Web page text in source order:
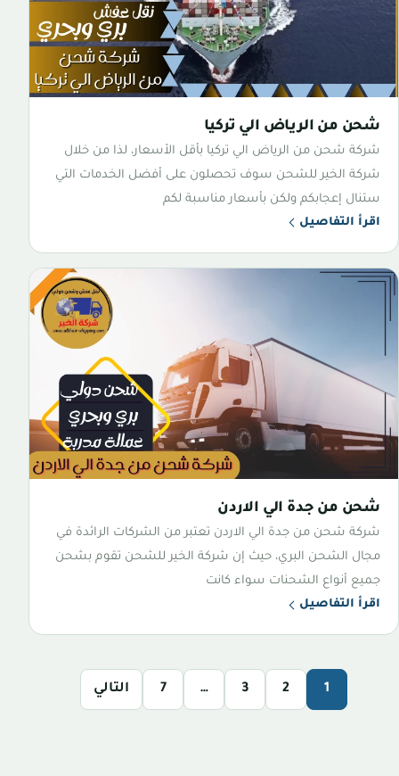
شحن من الرياض الي تركيا
شركة شحن من الرياض الي تركيا بأقل الأسعار، لذا من خلال
شركة الخير للشحن سوف تحصلون على أفضل الخدمات التي
ستنال إعجابكم ولكن بأسعار مناسبة لكم
اقرأ التفاصيل
شحن من جدة الي الاردن
شركة شحن من جدة الي الاردن تعتبر من الشركات الرائدة في
مجال الشحن البري، حيث إن شركة الخير للشحن تقوم بشحن
جميع أنواع الشحنات سواء كانت
اقرأ التفاصيل
1
2
3
…
7 التالي